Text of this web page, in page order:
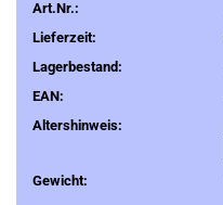
Art.Nr.:
Lieferzeit:
Lagerbestand:
EAN:
Altershinweis:
Gewicht: